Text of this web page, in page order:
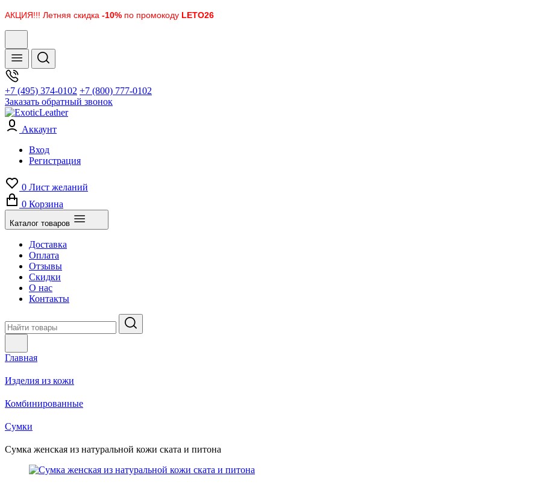
АКЦИЯ!!! Летняя скидка -10% по промокоду LETO26
+7 (495) 374-0102 +7 (800) 777-0102
Заказать обратный звонок
Аккаунт
Вход
Регистрация
0 Лист желаний
0 Корзина
Каталог товаров
Доставка
Оплата
Отзывы
Скидки
О нас
Контакты
Главная
Изделия из кожи
Комбинированные
Сумки
Сумка женская из натуральной кожи ската и питона